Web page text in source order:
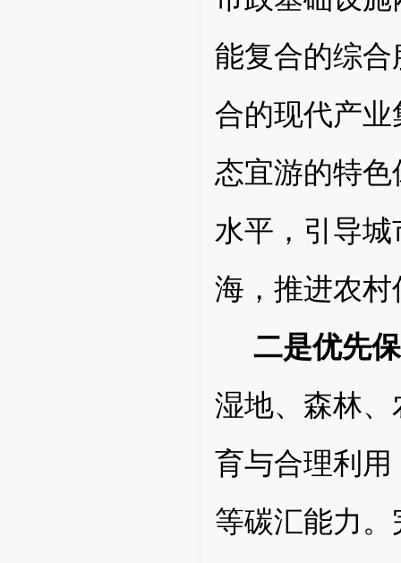
能复合的综
合的现代产
态宜游的特
水平，引导
海，推进农
二是优先
湿地、森林
育与合理利
等碳汇能力